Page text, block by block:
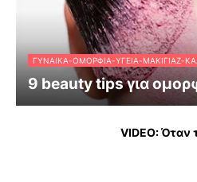
ΓΥΝΑΊΚΑ-ΟΜΟΡΦΙΆ-ΥΓΕΊΑ-ΜΑΚΙΓΙΆΖ-
9 beauty tips για
VIDEO: Όταν